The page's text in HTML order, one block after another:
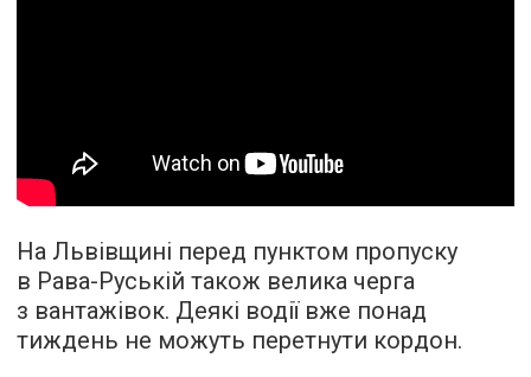
На Львівщині перед пунктом пропуску
в Рава-Руській також велика черга
з вантажівок. Деякі водії вже понад
тиждень не можуть перетнути кордон.